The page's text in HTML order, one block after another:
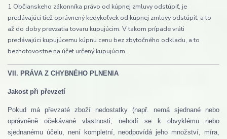
1 Občianskeho zákonníka právo od kúpnej zmluvy odstúpiť, je
predávajúci tiež oprávnený kedykoľvek od kúpnej zmluvy odstúpiť, a to
až do doby prevzatia tovaru kupujúcim. V takom prípade vráti
predávajúci kupujúcemu kúpnu cenu bez zbytočného odkladu, a to
bezhotovostne na účet určený kupujúcim.
VII. PRÁVA Z CHYBNÉHO PLNENIA
Jakost při převzetí
Pokud má převzaté zboží nedostatky (např. nemá sjednané nebo
oprávněně očekávané vlastnosti, nehodí se k obvyklému nebo
sjednanému účelu, není kompletní, neodpovídá jeho množství, míra,